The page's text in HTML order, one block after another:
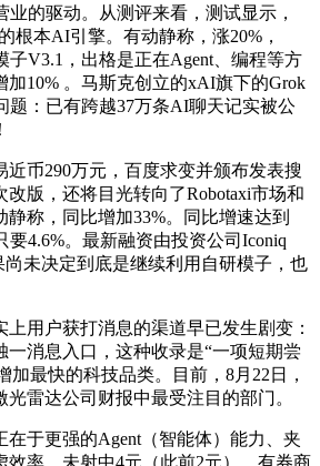
的驱动。从测评来看，测试显示，
根本AI引擎。有动静称，涨20%，
子V3.1，出格是正在Agent、编程等方
加10% 。马斯克创立的xAI旗下的Grok
题：已有跨越37万条AI聊天记实被公
币290万元，百度求变并颁布发表搜
版，还将目光转向了Robotaxi市场和
称，同比增加33%。同比增速达到
要4.6%。最新融资由投资公司Iconiq
尚未决定到底是继续利用自研模子，也
用户获打消息的渠道早已发生剧变：
一消息入口，这种收录是“一项短期尝
加最快的科技品类。目前，8月22日，
雷达公司财报中最受注目的部门。
于更强的Agent（智能体）能力、夹
效率。未射中4元（此前2元），有券商